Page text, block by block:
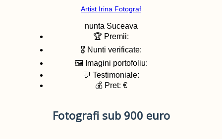
Artist Irina Fotograf
nunta Suceava
🏆 Premii:
🎖️ Nunti verificate:
🖼️ Imagini portofoliu:
💬 Testimoniale:
💰 Pret: €
Fotografi sub 900 euro